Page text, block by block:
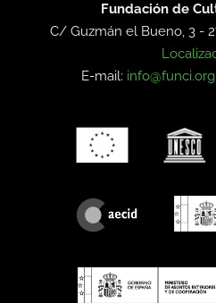
Fundación de
C/ Guzmán el Bueno, 3 -
E-mail: info@funci.org